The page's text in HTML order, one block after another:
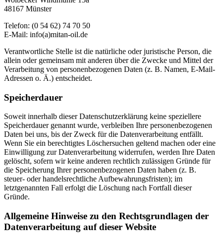
48167 Münster
Telefon: (0 54 62) 74 70 50
E-Mail: info(a)mitan-oil.de
Verantwortliche Stelle ist die natürliche oder juristische Person, die
allein oder gemeinsam mit anderen über die Zwecke und Mittel der
Verarbeitung von personenbezogenen Daten (z. B. Namen, E-Mail-
Adressen o. Ä.) entscheidet.
Speicherdauer
Soweit innerhalb dieser Datenschutzerklärung keine speziellere
Speicherdauer genannt wurde, verbleiben Ihre personenbezogenen
Daten bei uns, bis der Zweck für die Datenverarbeitung entfällt.
Wenn Sie ein berechtigtes Löschersuchen geltend machen oder eine
Einwilligung zur Datenverarbeitung widerrufen, werden Ihre Daten
gelöscht, sofern wir keine anderen rechtlich zulässigen Gründe für
die Speicherung Ihrer personenbezogenen Daten haben (z. B.
steuer- oder handelsrechtliche Aufbewahrungsfristen); im
letztgenannten Fall erfolgt die Löschung nach Fortfall dieser
Gründe.
Allgemeine Hinweise zu den Rechtsgrundlagen der
Datenverarbeitung auf dieser Website